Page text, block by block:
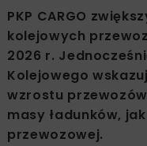
PKP CARGO
kolejowych
2026 r.
Kolejowego
wzrostu
masy ładunków,
przewozowej.